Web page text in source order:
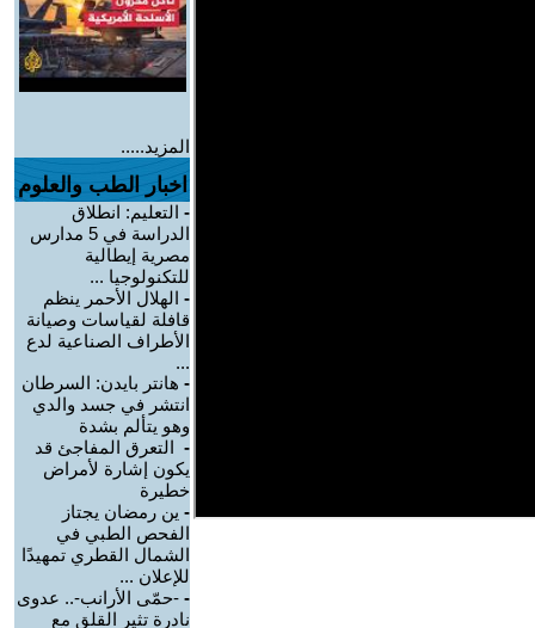
المزيد.....
اخبار الطب والعلوم
- التعليم: انطلاق
الدراسة في 5 مدارس
مصرية إيطالية
للتكنولوجيا ...
- الهلال الأحمر ينظم
قافلة لقياسات وصيانة
الأطراف الصناعية لدع
...
- هانتر بايدن: السرطان
انتشر في جسد والدي
وهو يتألم بشدة
- التعرق المفاجئ قد
يكون إشارة لأمراض
خطيرة
- ين رمضان يجتاز
الفحص الطبي في
الشمال القطري تمهيدًا
للإعلان ...
- -حمّى الأرانب-.. عدوى
نادرة تثير القلق مع